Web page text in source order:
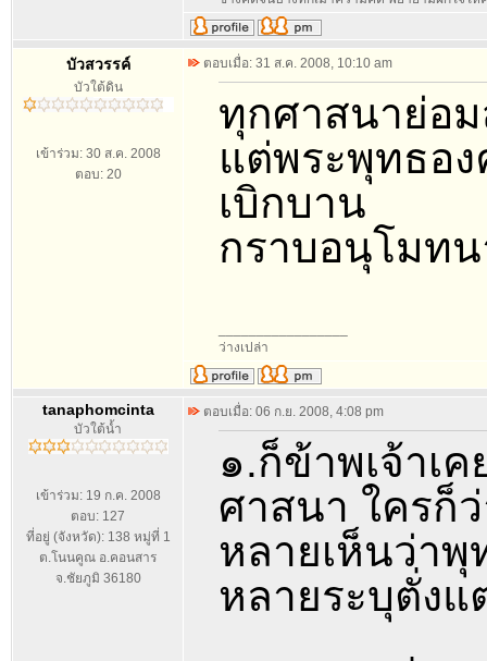
บัวสวรรค์
บัวใต้ดิน
เข้าร่วม: 30 ส.ค. 2008
ตอบ: 20
ตอบเมื่อ: 31 ส.ค. 2008, 10:10 am
ทุกศาสนาย่อ
แต่พระพุทธอ
เบิกบาน
กราบอนุโมท
ว่างเปล่า
tanaphomcinta
บัวใต้น้ำ
เข้าร่วม: 19 ก.ค. 2008
ตอบ: 127
ที่อยู่ (จังหวัด): 138 หมู่ที่ 1
ต.โนนคูณ อ.คอนสาร
จ.ชัยภูมิ 36180
ตอบเมื่อ: 06 ก.ย. 2008, 4:08 pm
๑.ก็ข้าพเจ้าเ
ศาสนา ใครก็
หลายเห็นว่า
หลายระบุตั่งแ